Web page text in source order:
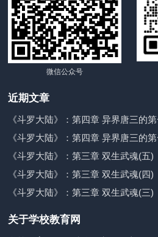
微信公众号
近期文章
《斗罗大陆》：第四章 异界唐三的
《斗罗大陆》：第四章 异界唐三的
《斗罗大陆》：第三章 双生武魂(五)
《斗罗大陆》：第三章 双生武魂(四)
《斗罗大陆》：第三章 双生武魂(三)
关于学校教育网